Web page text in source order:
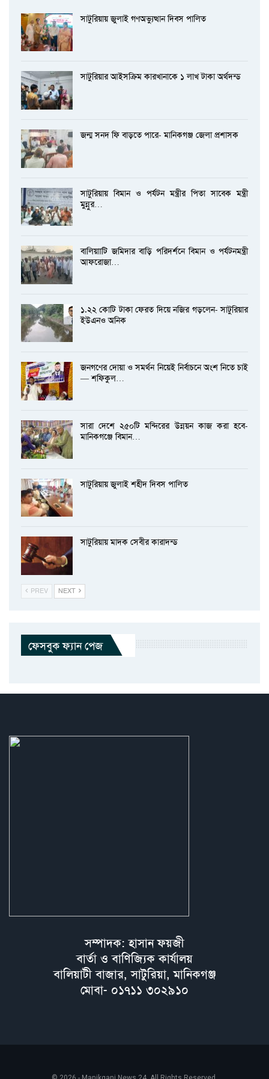
সাটুরিয়ায় জুলাই গণঅভ্যুত্থান দিবস পালিত
সাটুরিয়ার আইসক্রিম কারখানাকে ১ লাখ টাকা অর্থদন্ড
জন্ম সনদ ফি বাড়তে পারে- মানিকগঞ্জ জেলা প্রশাসক
সাটুরিয়ায় বিমান ও পর্যটন মন্ত্রীর পিতা সাবেক মন্ত্রী
মুন্নুর…
বালিয়াাটি জমিদার বাড়ি পরিদর্শনে বিমান ও পর্যটনমন্ত্রী
আফরোজা…
১.২২ কোটি টাকা ফেরত দিয়ে নজির গড়লেন- সাটুরিয়ার
ইউএনও অনিক
জনগণের দোয়া ও সমর্থন নিয়েই নির্বাচনে অংশ নিতে চাই
— শফিকুল…
সারা দেশে ২৫০টি মন্দিরের উন্নয়ন কাজ করা হবে-
মানিকগঞ্জে বিমান…
সাটুরিয়ায় জুলাই শহীদ দিবস পালিত
সাটুরিয়ায় মাদক সেবীর কারাদন্ড
PREV NEXT
ফেসবুক ফ্যান পেজ
সম্পাদক: হাসান ফয়জী
বার্তা ও বাণিজ্যিক কার্যালয়
বালিয়াটী বাজার, সাটুরিয়া, মানিকগঞ্জ
মোবা- ০১৭১১ ৩০২৯১০